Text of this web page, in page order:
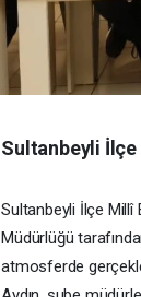
Sultanbeyli
Sultanbeyli İlçe Millî
Müdürlüğü
atmosferde